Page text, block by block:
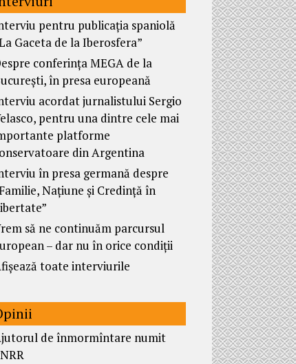
pentru publicația spaniolă
Gaceta de la Iberosfera”
conferința MEGA de la
în presa europeană
acordat jurnalistului Sergio
pentru una dintre cele mai
platforme
din Argentina
în presa germană despre
Națiune și Credință în
să ne continuăm parcursul
– dar nu în orice condiții
toate interviurile
de înmormîntare numit